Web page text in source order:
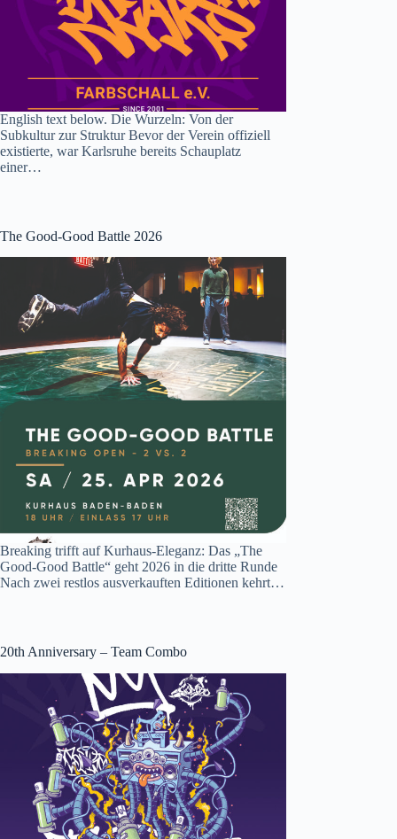
English text below. Die Wurzeln: Von der
Subkultur zur Struktur Bevor der Verein offiziell
existierte, war Karlsruhe bereits Schauplatz
einer…
The Good-Good Battle 2026
Breaking trifft auf Kurhaus-Eleganz: Das „The
Good-Good Battle“ geht 2026 in die dritte Runde
Nach zwei restlos ausverkauften Editionen kehrt…
20th Anniversary – Team Combo